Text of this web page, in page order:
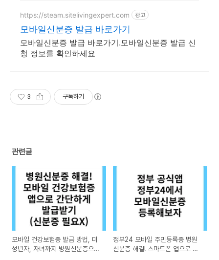
https://steam.sitelivingexpert.com 광고
모바일신분증 발급 바로가기
모바일신분증 발급 바로가기.모바일신분증 발급 신
청 정보를 확인하세요
3 구독하기
관련글
모바일 건강보험증 발급 방법, 미
성년자, 자녀까지 병원신분증으로
정부24 모바일 주민등록증 병원
신분증 해결! 스마트폰 앱으로 바